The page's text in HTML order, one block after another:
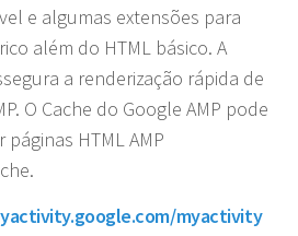
e algumas extensões para
além do HTML básico. A
a renderização rápida de
O Cache do Google AMP pode
HTML AMP
myactivity